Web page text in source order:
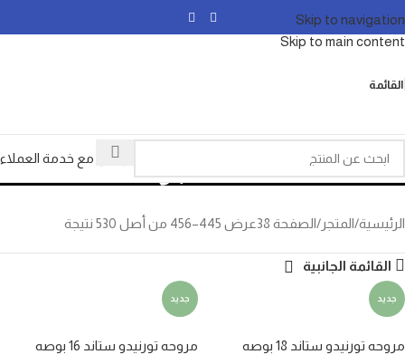
Skip to navigation
Skip to main content
القائمة
تواصل مع خدمة العملاء المتجر
الرئيسية المتجر الصفحة 38 عرض 445–456 من أصل 530 نتيجة
القائمة الجانبية
جديد
مروحه تورنيدو ستاند 18 بوصه
جديد
مروحه تورنيدو ستاند 16 بوصه